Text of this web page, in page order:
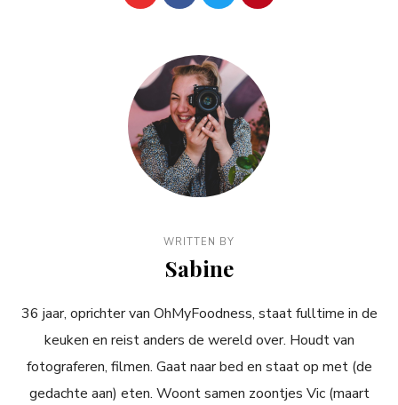
WRITTEN BY
Sabine
36 jaar, oprichter van OhMyFoodness, staat fulltime in de
keuken en reist anders de wereld over. Houdt van
fotograferen, filmen. Gaat naar bed en staat op met (de
gedachte aan) eten. Woont samen zoontjes Vic (maart